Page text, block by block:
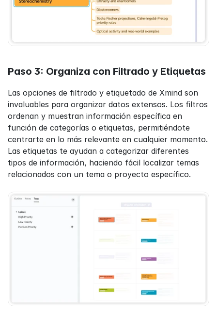
Paso 3: Organiza con Filtrado y Etiquetas
Las opciones de filtrado y etiquetado de Xmind son
invaluables para organizar datos extensos. Los filtros
ordenan y muestran información específica en
función de categorías o etiquetas, permitiéndote
centrarte en lo más relevante en cualquier momento.
Las etiquetas te ayudan a categorizar diferentes
tipos de información, haciendo fácil localizar temas
relacionados con un tema o proyecto específico.